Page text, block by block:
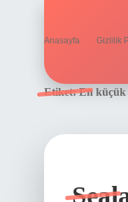
Anasayfa Gizlilik
Etiket:En küçük